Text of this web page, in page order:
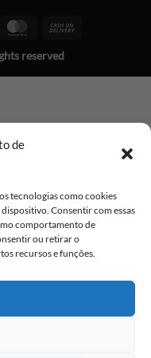
de
tecnologias como cookies
Consentir com essas
comportamento de
ou retirar o
recursos e funções.
MasterCard
reserved